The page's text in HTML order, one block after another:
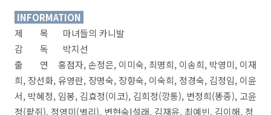
INFORMATION
제 목 마녀들의 카니발
감 독 박지선
출 연 홍점자, 손정은, 이미숙, 최명희, 이송희, 박영미, 이재
희, 장선화, 유영란, 장명숙, 장향숙, 이숙희, 정경숙, 김정임, 이윤
서, 박혜정, 임봉, 김효정(이코), 김희정(깡통), 변정희(똥종), 고윤
정(팥쥐), 정영미(별리), 변현숙|설래, 김재윤, 최예빈, 김이해, 정